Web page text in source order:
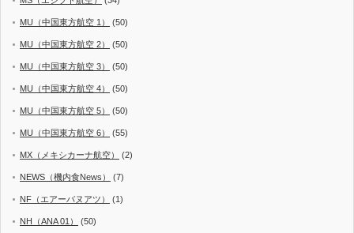
MU（中国東方航空 1） (50)
MU（中国東方航空 2） (50)
MU（中国東方航空 3） (50)
MU（中国東方航空 4） (50)
MU（中国東方航空 5） (50)
MU（中国東方航空 6） (55)
MX（メキシカーナ航空） (2)
NEWS（機内食News） (7)
NF（エアーバヌアツ） (1)
NH（ANA 01） (50)